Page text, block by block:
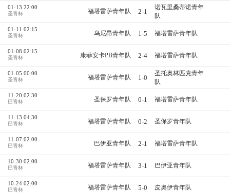
01-13 22:00
圣青杯 福塔雷萨青年队 2-1
诺瓦里桑蒂诺青年
队
01-11 02:15
圣青杯 乌尼昂青年队 1-5 福塔雷萨青年队
01-08 02:15
圣青杯 康菲安卡PB青年队 2-4 福塔雷萨青年队
01-05 00:00
圣青杯 福塔雷萨青年队 1-0
圣托奥林匹克青年
队
11-20 02:30
巴青杯 圣保罗青年队 0-1 福塔雷萨青年队
11-13 04:30
巴青杯 福塔雷萨青年队 0-2 圣保罗青年队
11-07 02:00
巴青杯 巴伊亚青年队 2-1 福塔雷萨青年队
10-30 02:00
巴青杯 福塔雷萨青年队 3-1 巴伊亚青年队
10-24 02:00
巴青杯 福塔雷萨青年队 5-0 皮奥伊青年队